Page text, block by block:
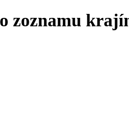
zoznamu